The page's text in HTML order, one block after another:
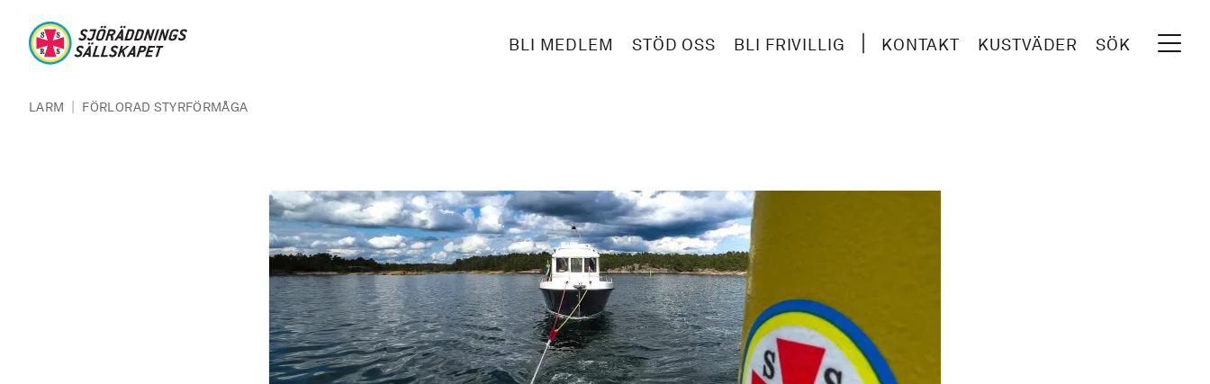
BLI MEDLEM STÖD OSS BLI FRIVILLIG KONTAKT KUSTVÄDER SÖK
LARM | FÖRLORAD STYRFÖRMÅGA